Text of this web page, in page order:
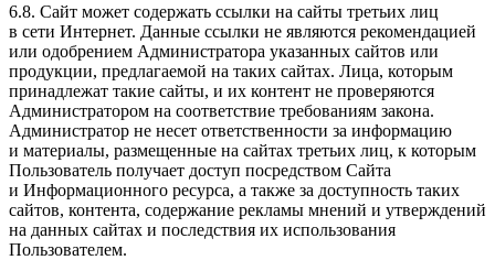
6.8. Сайт может содержать ссылки на сайты третьих лиц
в сети Интернет. Данные ссылки не являются рекомендацией
или одобрением Администратора указанных сайтов или
продукции, предлагаемой на таких сайтах. Лица, которым
принадлежат такие сайты, и их контент не проверяются
Администратором на соответствие требованиям закона.
Администратор не несет ответственности за информацию
и материалы, размещенные на сайтах третьих лиц, к которым
Пользователь получает доступ посредством Сайта
и Информационного ресурса, а также за доступность таких
сайтов, контента, содержание рекламы мнений и утверждений
на данных сайтах и последствия их использования
Пользователем.